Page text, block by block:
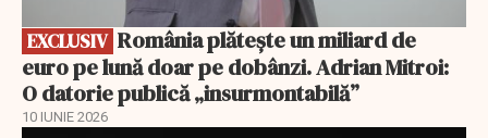
EXCLUSIV
euro pe lună doar pe dobânzi. Adrian Mitroi:
O datorie publică „insurmontabilă”
10 IUNIE 2026